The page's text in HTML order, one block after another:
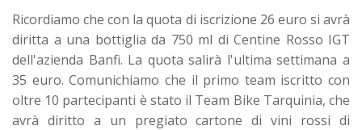
Ricordiamo che con la quota di iscrizione 26 euro si avrà
diritta a una bottiglia da 750 ml di Centine Rosso IGT
dell'azienda Banfi. La quota salirà l'ultima settimana a
35 euro.Comunichiamo che il primo team iscritto con
oltre 10 partecipanti è stato il Team Bike Tarquinia, che
avrà diritto a un pregiato cartone di vini rossi di